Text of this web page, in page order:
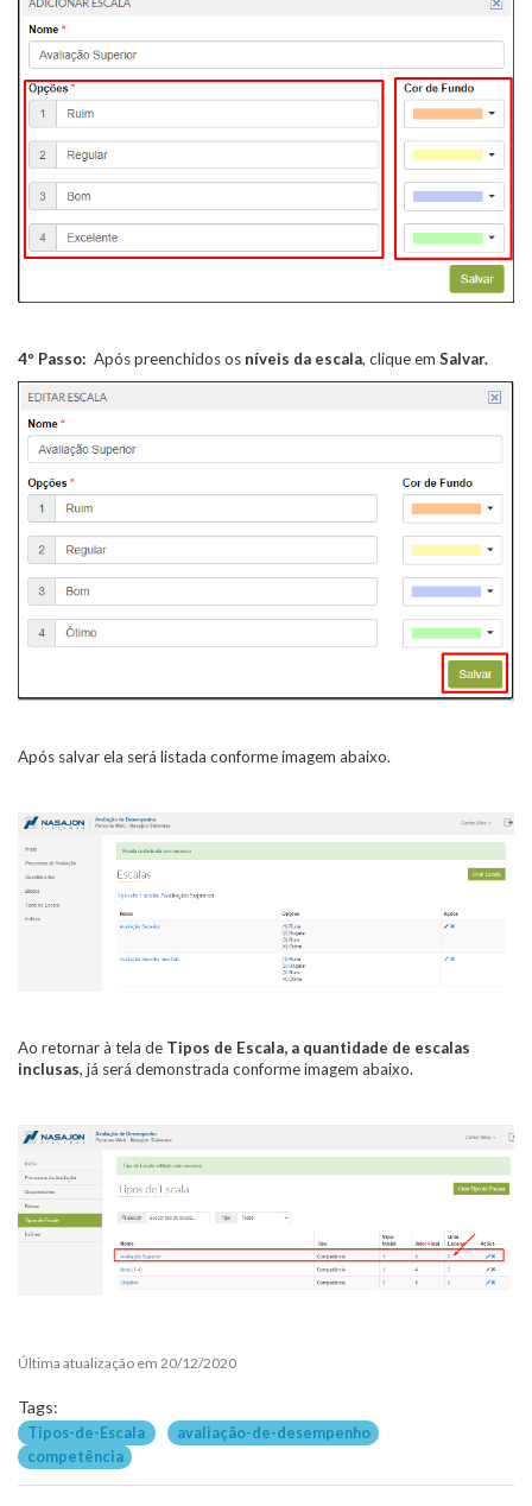
4º Passo: Após preenchidos os níveis da escala, clique em Salvar.
Após salvar ela será listada conforme imagem abaixo.
Ao retornar à tela de Tipos de Escala, a quantidade de escalas
inclusas, já será demonstrada conforme imagem abaixo.
Última atualização em 20/12/2020
Tags:
Tipos-de-Escala
avaliação-de-desempenho
competência